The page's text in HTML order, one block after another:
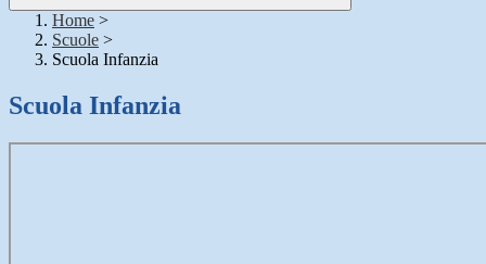
Home >
Scuole >
Scuola Infanzia
Scuola Infanzia